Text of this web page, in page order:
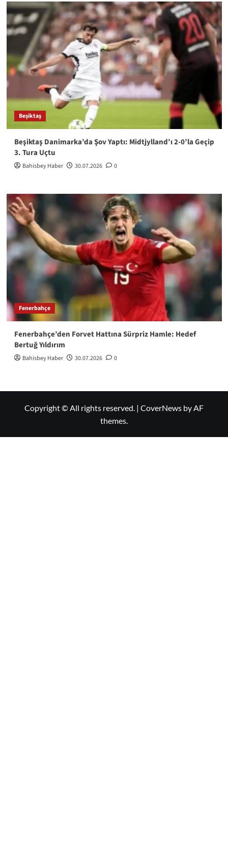
Beşiktaş
Beşiktaş Danimarka’da Şov Yaptı: Midtjylland’ı 2-0’la Geçip
3. Tura Uçtu
Bahisbey Haber 30.07.2026 0
Fenerbahçe
Fenerbahçe’den Forvet Hattına Sürpriz Hamle: Hedef
Bertuğ Yıldırım
Bahisbey Haber 30.07.2026 0
Copyright © All rights reserved. | CoverNews by AF
themes.